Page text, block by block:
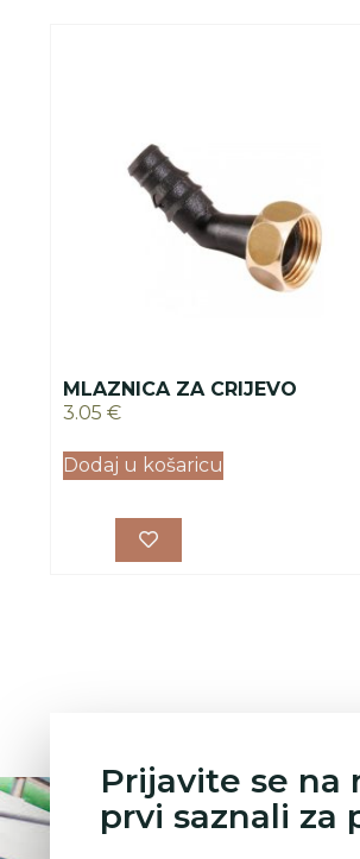
MLAZNICA ZA CRIJEVO
3.05 €
Dodaj u košaricu
Prijavite se na
prvi saznali za